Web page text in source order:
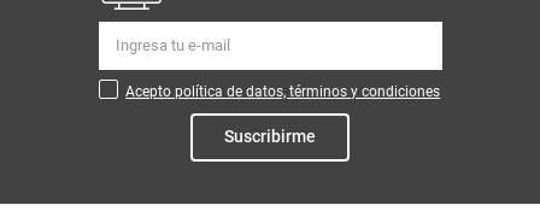
Acepto política de datos, términos y condiciones
Suscribirme